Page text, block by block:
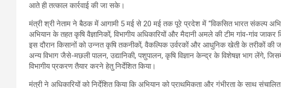
आते ही तत्काल कार्रवाई की जा सके।
मंत्री श्री नेताम ने बैठक में आगामी 5 मई से 20 मई तक पूरे प्रदेश में “विकसित भारत संकल्प
अभियान के तहत कृषि वैज्ञानिकों, विभागीय अधिकारियों और मैदानी अमले की टीम गांव-गांव
इस दौरान किसानों को उन्नत कृषि तकनीकों, वैकल्पिक उर्वरकों और आधुनिक खेती के तरीकों की
अन्य विभाग जैसे-मछली पालन, उद्यानिकी, पशुपालन, कृषि विज्ञान केन्द्र के विशेषज्ञ भाग लेंगे,
विभागीय प्रकरण तैयार करने हेतु निर्देशित किया।
मंत्री ने अधिकारियों को निर्देशित किया कि अभियान को प्राथमिकता और गंभीरता के साथ